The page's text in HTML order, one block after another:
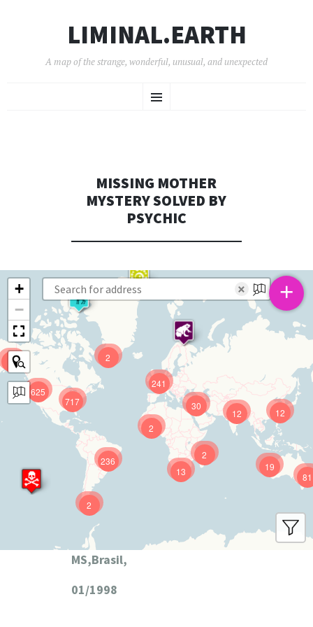
LIMINAL.EARTH
A map of the strange, wonderful, unusual, and unexpected
Menu
TO
MISSING MOTHER
MYSTERY SOLVED BY
PSYCHIC
625
241
12
717
81
236 19
12
13
30
9
2
2
2
2
+
−
× +
MS,Brasil,
01/1998